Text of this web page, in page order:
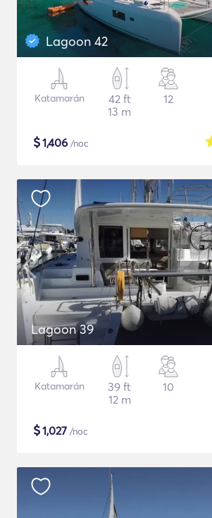
Lagoon 42
Katamarán
42 ft
13 m
12
$1,406 /noc
Lagoon 39
Katamarán
39 ft
12 m
10
$1,027 /noc